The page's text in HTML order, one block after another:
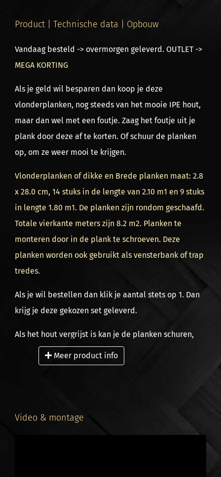
Product | Technische data | Opbouw
Vandaag besteld -> overmorgen geleverd. OUTLET ->
MEGA KORTING
Als je geld wil besparen dan koop je deze
vlonderplanken, nog steeds van het mooie IPE hout,
maar dan wel met een foutje. Zaag het foutje uit je
plank door deze af te korten. Of schuur de planken
op, om ze weer mooi te krijgen.
Vlonderplanken of dikke en Brede planken maat: 2.8
x 28.0 cm, 14 stuks in de lengte van 2.10 m1 en 9 stuks
in lengte 1.80 m1. De planken zijn rondom geschaafd.
Totale vierkante meters zijn 8.2 m2. Planken te
monteren door in de plank te schroeven. Deze
planken worden ook gebruikt als vensterbank of trap
tredes.
Als je wil bestellen dan klik je aantal stets op 1. Dan
krijg je deze gekozen set geleverd.
Als het hout vergrijst is kan je de planken schuren,
daardoor krijg je de natuurlijke houtkleur terug. Olie
je daarna het hout dan blijft de kleur behouden. Dit
afgegeven of geaccepteerd. Het houtpakket is
Meer product info
Video & montage